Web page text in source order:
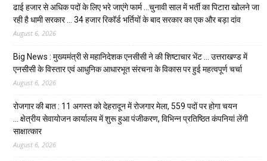
ढाई हजार से अधिक पदों के लिए भरे जाएंगे फार्म …चुनावी साल में भर्ती का पिटारा खोलने जा
रही है धामी सरकार … 34 हजार रिकॉर्ड भर्तियों के बाद सरकार का एक और बड़ा दांव
August 6, 2026
Big News : मुख्यमंत्री से महानिदेशक एनसीसी ने की शिष्टाचार भेंट … उत्तराखण्ड में
एनसीसी के विस्तार एवं आधुनिक आधारभूत संरचना के विकास पर हुई महत्वपूर्ण चर्चा
August 6, 2026
रोजगार की बात : 11 अगस्त को देहरादून में रोजगार मेला, 559 पदों पर होगा चयन
… क्षेत्रीय सेवायोजन कार्यालय में शुरू हुआ पंजीकरण, विभिन्न प्रतिष्ठित कंपनियां लेंगी
साक्षात्कार
August 6, 2026